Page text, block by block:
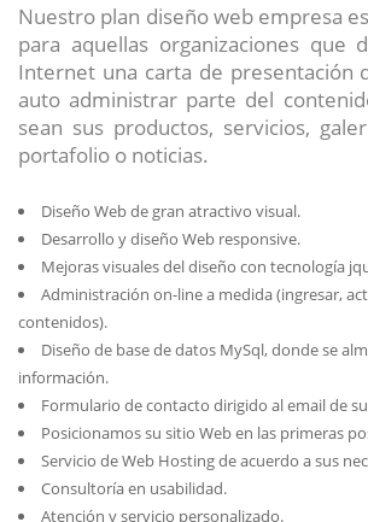
Nuestro plan diseño web empresa
para aquellas organizaciones que
Internet una carta de presentación
auto administrar parte del
sean sus productos, servicios,
portafolio o noticias.
Diseño Web de gran atractivo visual.
Desarrollo y diseño Web responsive.
Mejoras visuales del diseño con tecnología
Administración on-line a medida (ingresar,
contenidos).
Diseño de base de datos MySql, donde se
información.
Formulario de contacto dirigido al email de
Posicionamos su sitio Web en las primeras
Servicio de Web Hosting de acuerdo a sus
Consultoría en usabilidad.
Atención y servicio personalizado.